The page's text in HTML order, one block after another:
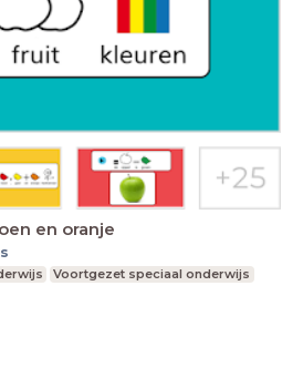
en oranje
Voortgezet speciaal onderwijs